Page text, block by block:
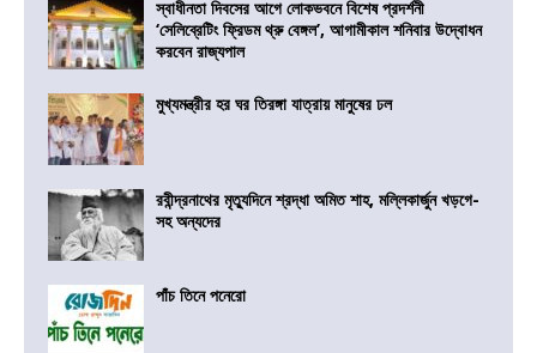
স্বাধীনতা দিবসের আগে লোকভবনে বিশেষ প্রদর্শনী
‘সেলিব্রেটিং ফ্রিডম থ্রু বেঙ্গল’, আগামীকাল শনিবার উদ্বোধন
করবেন রাজ্যপাল
মুখ্যমন্ত্রীর হর ঘর তিরঙ্গা যাত্রায় মানুষের ঢল
রবীন্দ্রনাথের মৃত্যুদিনে শ্রদ্ধা অমিত শাহ, মল্লিকার্জুন খড়গে-
সহ অন্যদের
পাঁচ তিনে পনেরো